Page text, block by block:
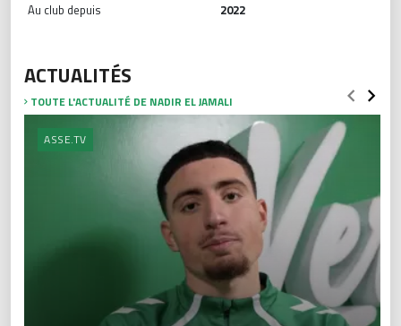
Au club depuis
2022
ACTUALITÉS
TOUTE L'ACTUALITÉ DE NADIR EL JAMALI
ASSE.TV